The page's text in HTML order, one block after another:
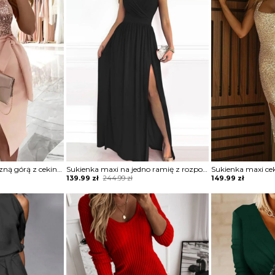
Sukienka z asymetryczną górą z cekinami Sukienka maxi na jedno ramię z rozporkiem
244.99zł
Original
was:
244.99 zł.
139.99 zł
Current
is:
139.99 zł.
149.99 zł